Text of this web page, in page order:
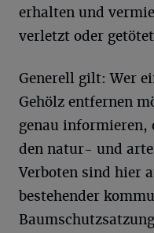
erhalten und
verletzt oder
Generell gilt: Wer
Gehölz entfernen
genau informieren,
den natur- und
Verboten sind hier
bestehender